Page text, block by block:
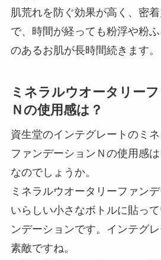
肌荒れを防ぐ効果が高く、密
で、時間が経っても粉浮や粉
のあるお肌が長時間続きます。
ミネラルウオータリー
Ｎの使用感は？
資生堂のインテグレートのミ
ファンデーションＮの使用感
なのでしょうか。
ミネラルウオータリーファン
いらしい小さなボトルに貼っ
ンデーションです。インテグ
素敵ですね。